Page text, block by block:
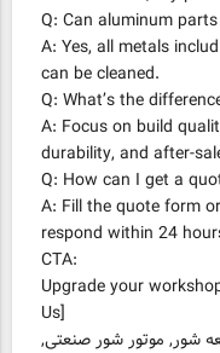
Q: Can aluminum
A: Yes, all metals
can be cleaned.
Q: What’s the
A: Focus on build
durability, and after-
Q: How can I get a
A: Fill the quote form
respond within 24
CTA:
Upgrade your
Us]
شور, موتور شور صنعتی,